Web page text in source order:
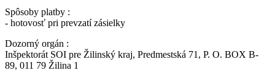
Spôsoby platby :
- hotovosť pri prevzatí zásielky
Dozorný orgán :
Inšpektorát SOI pre Žilinský kraj, Predmestská 71, P. O. BOX B-
89, 011 79 Žilina 1